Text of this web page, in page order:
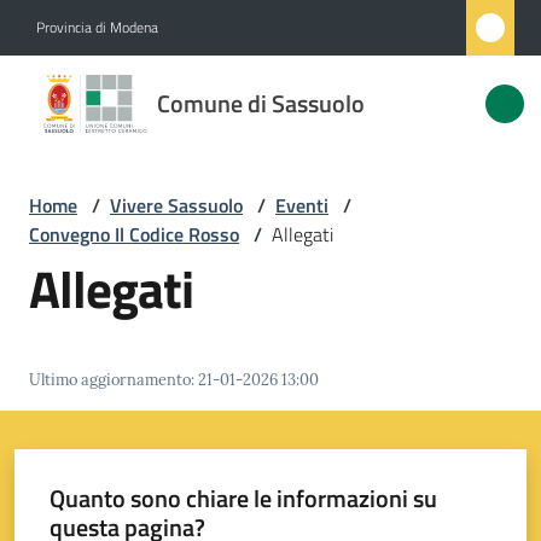
Provincia di Modena
Comune di Sassuolo
Comune
di
Servizi
Vivere
Sassuolo
Menu selezionato
Home / Vivere Sassuolo / Eventi /
Convegno Il Codice Rosso / Allegati
Allegati
Ultimo aggiornamento:21-01-2026 13:00
Quanto sono chiare le informazioni su
questa pagina?